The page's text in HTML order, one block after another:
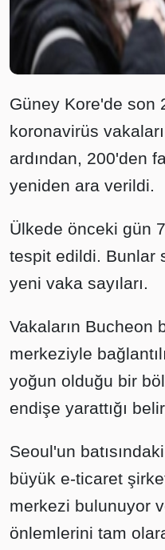
Güney Kore'de son
koronavirüs
ardından, 200'den
yeniden ara verildi.
Ülkede önceki gün
tespit edildi. Bunlar
yeni vaka sayıları.
Vakaların Bucheon
merkeziyle
yoğun olduğu bir
endişe yarattığı
Seoul'un
büyük e-ticaret
merkezi bulunuyor
önlemlerini tam